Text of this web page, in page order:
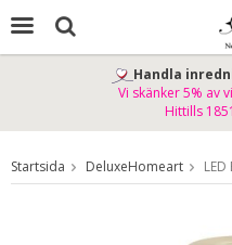
Produkten har
Handla
Vi skänker 5% av
Hittills
Startsida DeluxeHomeart